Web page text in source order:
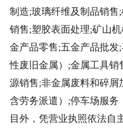
制造;玻璃纤维及制品销售
销售;塑胶表面处理;矿山
金产品零售;五金产品批
性废旧金属）;金属工具销
源销售;非金属废料和碎屑
含劳务派遣）;停车场服务
目外，凭营业执照依法自